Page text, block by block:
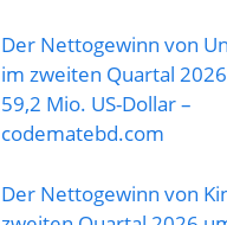
Der Nettogewinn von
im zweiten Quartal
59,2 Mio. US-Dollar –
codematebd.com
Der Nettogewinn von